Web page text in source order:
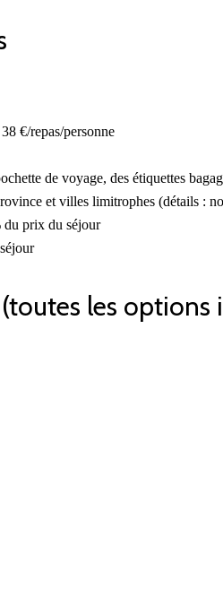
€/repas/personne
de voyage, des étiquettes
et villes limitrophes (détails :
du prix du séjour
les options